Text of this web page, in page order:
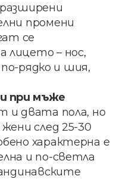
промени
се
лицето – нос,
по-рядко и шия,
при мъже
и двата пола, но
след 25-30
характерна е
и по-светла